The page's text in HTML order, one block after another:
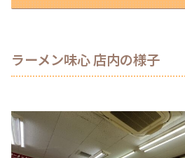
ラーメン味心 店内の様子